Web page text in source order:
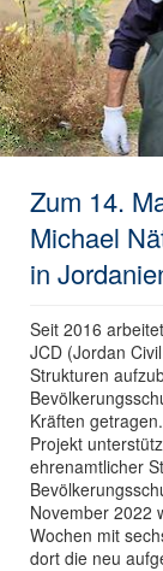
Zum 14.
Michael
in
Seit 2016
JCD (Jordan
Strukturen
Kräften
Projekt
ehrenamtlicher
November 2022
Wochen mit
dort die neu